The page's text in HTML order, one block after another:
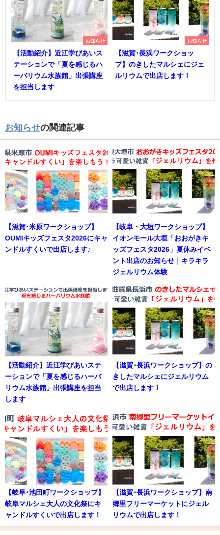
お知らせ
【活動紹介】近江学びあいス
テーションで「夏を感じるハ
ーバリウム水族館」出張講座
を担当します
お知らせ
【滋賀･長浜ワークショッ
プ】のきしたマルシェにジェ
ルリウムで出店します！
お知らせの関連記事
【滋賀･米原ワークショップ】
OUMIキッズフェスタ2026にキャ
ンドルすくいで出店します♪
【岐阜・大垣ワークショップ】
イオンモール大垣「おおがきキ
ッズフェスタ2026」夏休みイベ
ント出店のお知らせ｜キラキラ
ジェルリウム体験
【活動紹介】近江学びあいステ
ーションで「夏を感じるハーバ
リウム水族館」出張講座を担当
します
【滋賀･長浜ワークショップ】の
きしたマルシェにジェルリウム
で出店します！
【岐阜･池田町ワークショップ】
岐阜マルシェ大人の文化祭にキ
ャンドルすくいで出店します！
【滋賀･長浜ワークショップ】南
郷里フリーマーケットにジェル
リウムで出店します！